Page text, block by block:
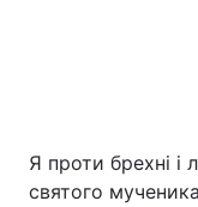
Я проти брехні і
святого